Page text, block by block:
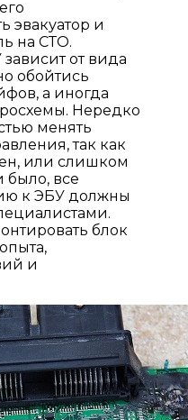
эвакуатор и
на СТО.
от вида
обойтись
а иногда
Нередко
менять
так как
или слишком
было, все
к ЭБУ должны
блок
и